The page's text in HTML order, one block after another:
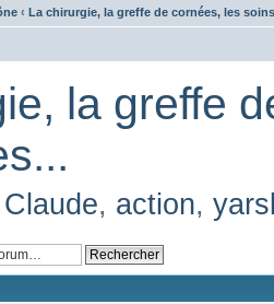
‹ La chirurgie, la greffe de cornées, les
la greffe
Claude, action,